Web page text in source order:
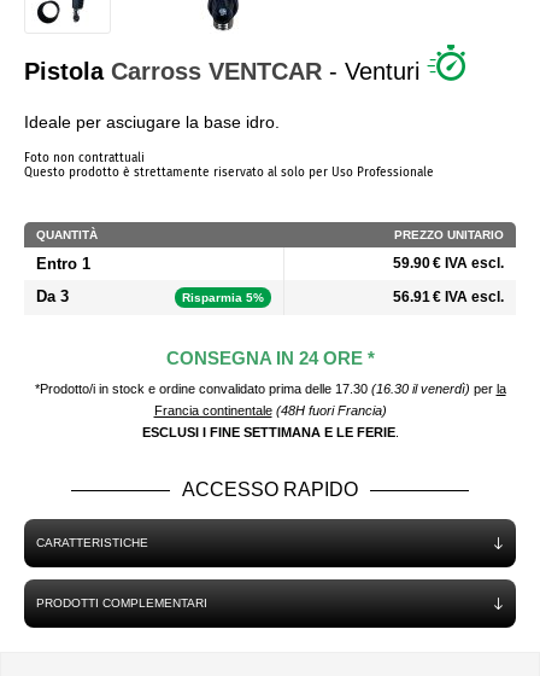
Pistola Carross VENTCAR - Venturi
Ideale per asciugare la base idro.
Foto non contrattuali
Questo prodotto è strettamente riservato al solo per Uso Professionale
QUANTITÀ PREZZO UNITARIO
Entro 1 59.90 € IVA escl.
Da 3 Risparmia 5% 56.91 € IVA escl.
CONSEGNA IN 24 ORE *
*Prodotto/i in stock e ordine convalidato prima delle 17.30 (16.30 il venerdì) per la
Francia continentale (48H fuori Francia)
ESCLUSI I FINE SETTIMANA E LE FERIE.
ACCESSO RAPIDO
CARATTERISTICHE
PRODOTTI COMPLEMENTARI